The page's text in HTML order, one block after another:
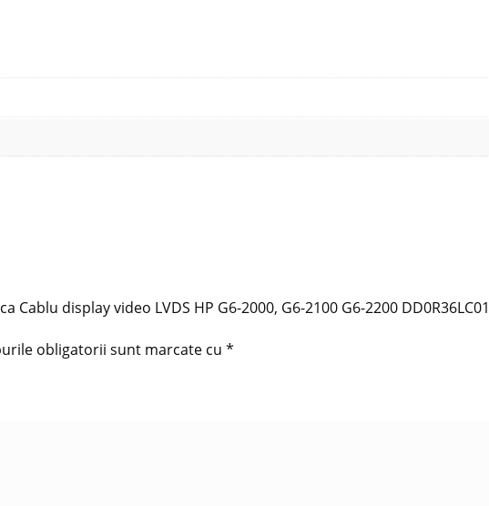
display video LVDS HP G6-2000, G6-2100 G6-2200
obligatorii sunt marcate cu *